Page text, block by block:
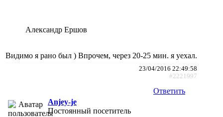
Александр Ершов
Видимо я рано был ) Впрочем, через 20-25 мин. я уехал.
23/04/2016 22:49:58
#2221997
Ответить
Anjey-je
Постоянный посетитель